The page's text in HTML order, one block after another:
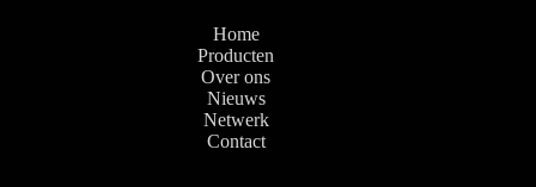
Home
Producten
Over ons
Nieuws
Netwerk
Contact